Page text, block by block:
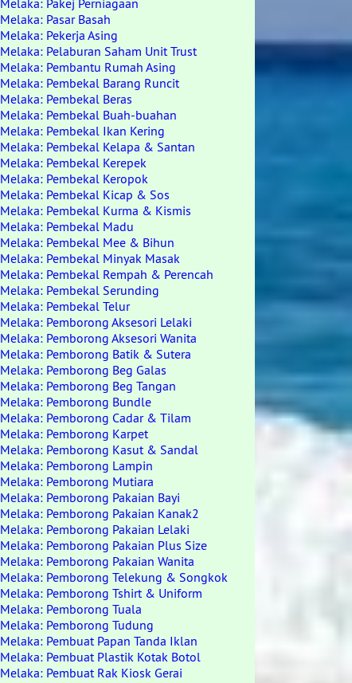
Melaka: Pakej Perniagaan
Melaka: Pasar Basah
Melaka: Pekerja Asing
Melaka: Pelaburan Saham Unit Trust
Melaka: Pembantu Rumah Asing
Melaka: Pembekal Barang Runcit
Melaka: Pembekal Beras
Melaka: Pembekal Buah-buahan
Melaka: Pembekal Ikan Kering
Melaka: Pembekal Kelapa & Santan
Melaka: Pembekal Kerepek
Melaka: Pembekal Keropok
Melaka: Pembekal Kicap & Sos
Melaka: Pembekal Kurma & Kismis
Melaka: Pembekal Madu
Melaka: Pembekal Mee & Bihun
Melaka: Pembekal Minyak Masak
Melaka: Pembekal Rempah & Perencah
Melaka: Pembekal Serunding
Melaka: Pembekal Telur
Melaka: Pemborong Aksesori Lelaki
Melaka: Pemborong Aksesori Wanita
Melaka: Pemborong Batik & Sutera
Melaka: Pemborong Beg Galas
Melaka: Pemborong Beg Tangan
Melaka: Pemborong Bundle
Melaka: Pemborong Cadar & Tilam
Melaka: Pemborong Karpet
Melaka: Pemborong Kasut & Sandal
Melaka: Pemborong Lampin
Melaka: Pemborong Mutiara
Melaka: Pemborong Pakaian Bayi
Melaka: Pemborong Pakaian Kanak2
Melaka: Pemborong Pakaian Lelaki
Melaka: Pemborong Pakaian Plus Size
Melaka: Pemborong Pakaian Wanita
Melaka: Pemborong Telekung & Songkok
Melaka: Pemborong Tshirt & Uniform
Melaka: Pemborong Tuala
Melaka: Pemborong Tudung
Melaka: Pembuat Papan Tanda Iklan
Melaka: Pembuat Plastik Kotak Botol
Melaka: Pembuat Rak Kiosk Gerai